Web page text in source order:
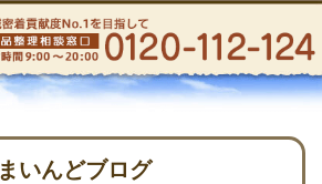
まいんどブログ